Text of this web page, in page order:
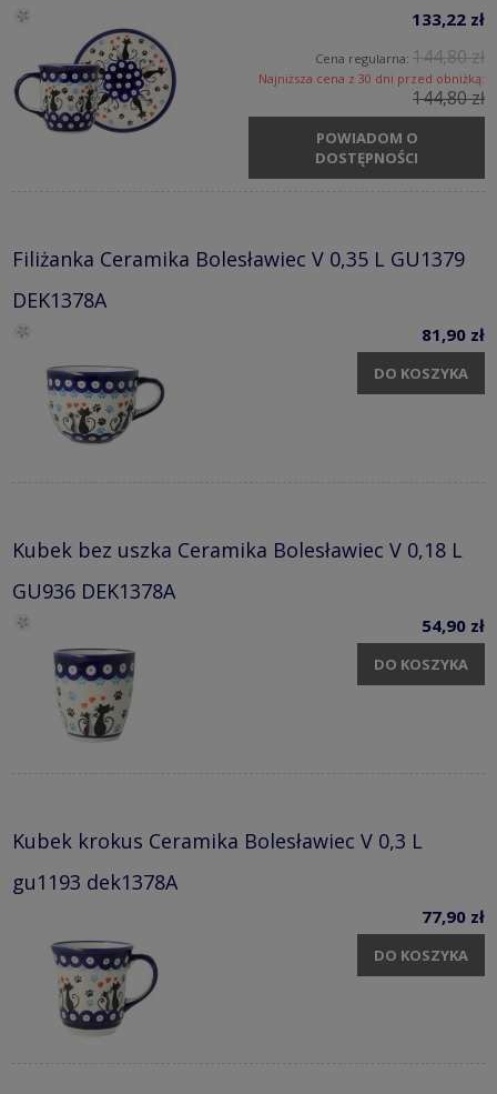
133,22 zł
Cena regularna: 144,80 zł
Najniższa cena z 30 dni przed obniżką:
144,80 zł
POWIADOM O
DOSTĘPNOŚCI
Filiżanka Ceramika Bolesławiec V 0,35 L GU1379
DEK1378A
81,90 zł
DO KOSZYKA
Kubek bez uszka Ceramika Bolesławiec V 0,18 L
GU936 DEK1378A
54,90 zł
DO KOSZYKA
Kubek krokus Ceramika Bolesławiec V 0,3 L
gu1193 dek1378A
77,90 zł
DO KOSZYKA